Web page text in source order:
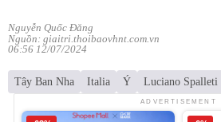
Nguyễn Quốc Đăng
Nguồn: giaitri.thoibaovhnt.com.vn
06:56 12/07/2024
Tây Ban Nha Italia Ý Luciano Spalleti
ADVERTISEMENT